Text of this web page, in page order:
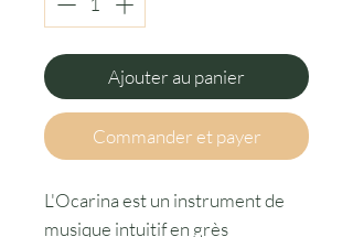
Ajouter au panier
Commander et payer
L'Ocarina est un instrument de
musique intuitif en grès